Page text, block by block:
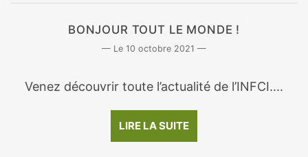
BONJOUR TOUT LE MONDE !
10 octobre 2021
Venez découvrir toute l’actualité de l’INFCI....
LIRE LA SUITE